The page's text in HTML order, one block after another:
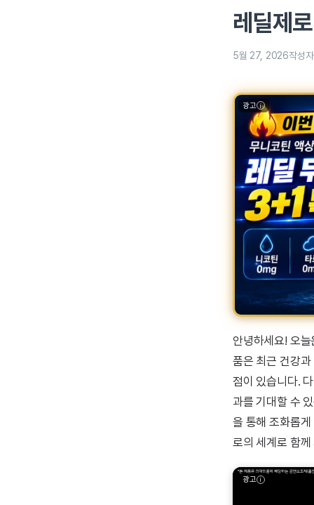
레딜제
5월 27, 2026작성
광고
안녕하세요! 오
품은 최근 건강
점이 있습니다.
과를 기대할 수
을 통해 조화롭
로의 세계로 함
광고